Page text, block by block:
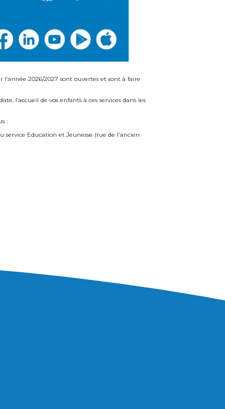
2026/2027 sont ouvertes et sont à faire
l’accueil de vos enfants à ces services dans les
:
Education et Jeunesse (rue de l’ancien